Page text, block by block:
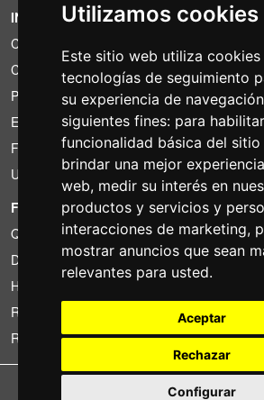
Utilizamos cookies
Este sitio web utiliza
tecnologías de seguimiento
su experiencia de
siguientes fines: para
funcionalidad básica del sitio
brindar una mejor
web, medir su interés en
productos y servicios y
interacciones de marketing,
mostrar anuncios que sean
relevantes para usted.
Aceptar
Rechazar
Configurar
INFORMACIÓN
Condiciones de alquiler
Cotizaciones
Paquetes de ahorro
Encontrado por menos?
Financiacion
Uso
FOTOCOLOMBO.IT
Quienes somos
Donde estamos
Horario de la tienda
Resenas sobre Trovaprezzi
Resenas sobre Google
Copyright © Fotocolombo Srl - Viale Verdi 95 -